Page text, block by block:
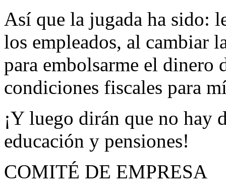
Así que la jugada ha sido:
los empleados, al cambiar
para embolsarme el dinero
condiciones fiscales para
¡Y luego dirán que no hay
educación y pensiones!
COMITÉ DE EMPRESA